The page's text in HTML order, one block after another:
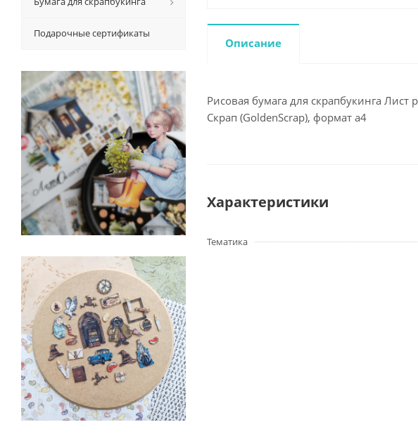
Описание
Рисовая бумага для скрапбукинга
Скрап (GoldenScrap), формат а4
Характеристики
Тематика
Подарочные сертификаты